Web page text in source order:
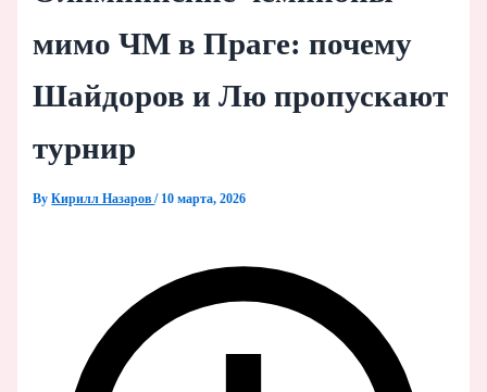
мимо ЧМ в Праге: почему
Шайдоров и Лю пропускают
турнир
ByКирилл Назаров/ 10 марта, 2026